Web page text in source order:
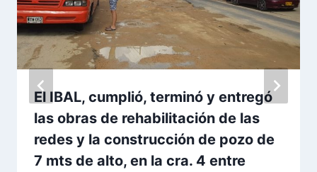
El IBAL, cumplió, terminó y entregó
las obras de rehabilitación de las
redes y la construcción de pozo de
7 mts de alto, en la cra. 4 entre